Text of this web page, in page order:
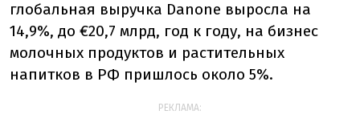
глобальная выручка Danone выросла на
14,9%, до €20,7 млрд, год к году, на бизнес
молочных продуктов и растительных
напитков в РФ пришлось около 5%.
РЕКЛАМА: